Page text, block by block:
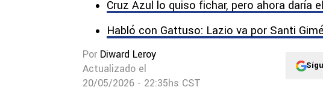
Cruz Azul lo quiso fichar, pero ahora daría
Habló con Gattuso: Lazio va por Santi
Por Diward Leroy
Actualizado el
20/05/2026 - 22:35hs CST